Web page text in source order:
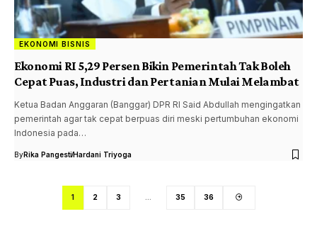
EKONOMI BISNIS
Ekonomi RI 5,29 Persen Bikin Pemerintah Tak Boleh
Cepat Puas, Industri dan Pertanian Mulai Melambat
Ketua Badan Anggaran (Banggar) DPR RI Said Abdullah mengingatkan
pemerintah agar tak cepat berpuas diri meski pertumbuhan ekonomi
Indonesia pada…
ByRika PangestiHardani Triyoga
1 2 3 … 35 36